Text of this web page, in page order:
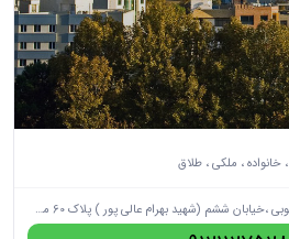
خانواده ، ملکی ، طلاق
بهرام عالی پور ) پلاک 60 مجتمع تجاری اداری الماس ،طبقه دوم ،واحد 3